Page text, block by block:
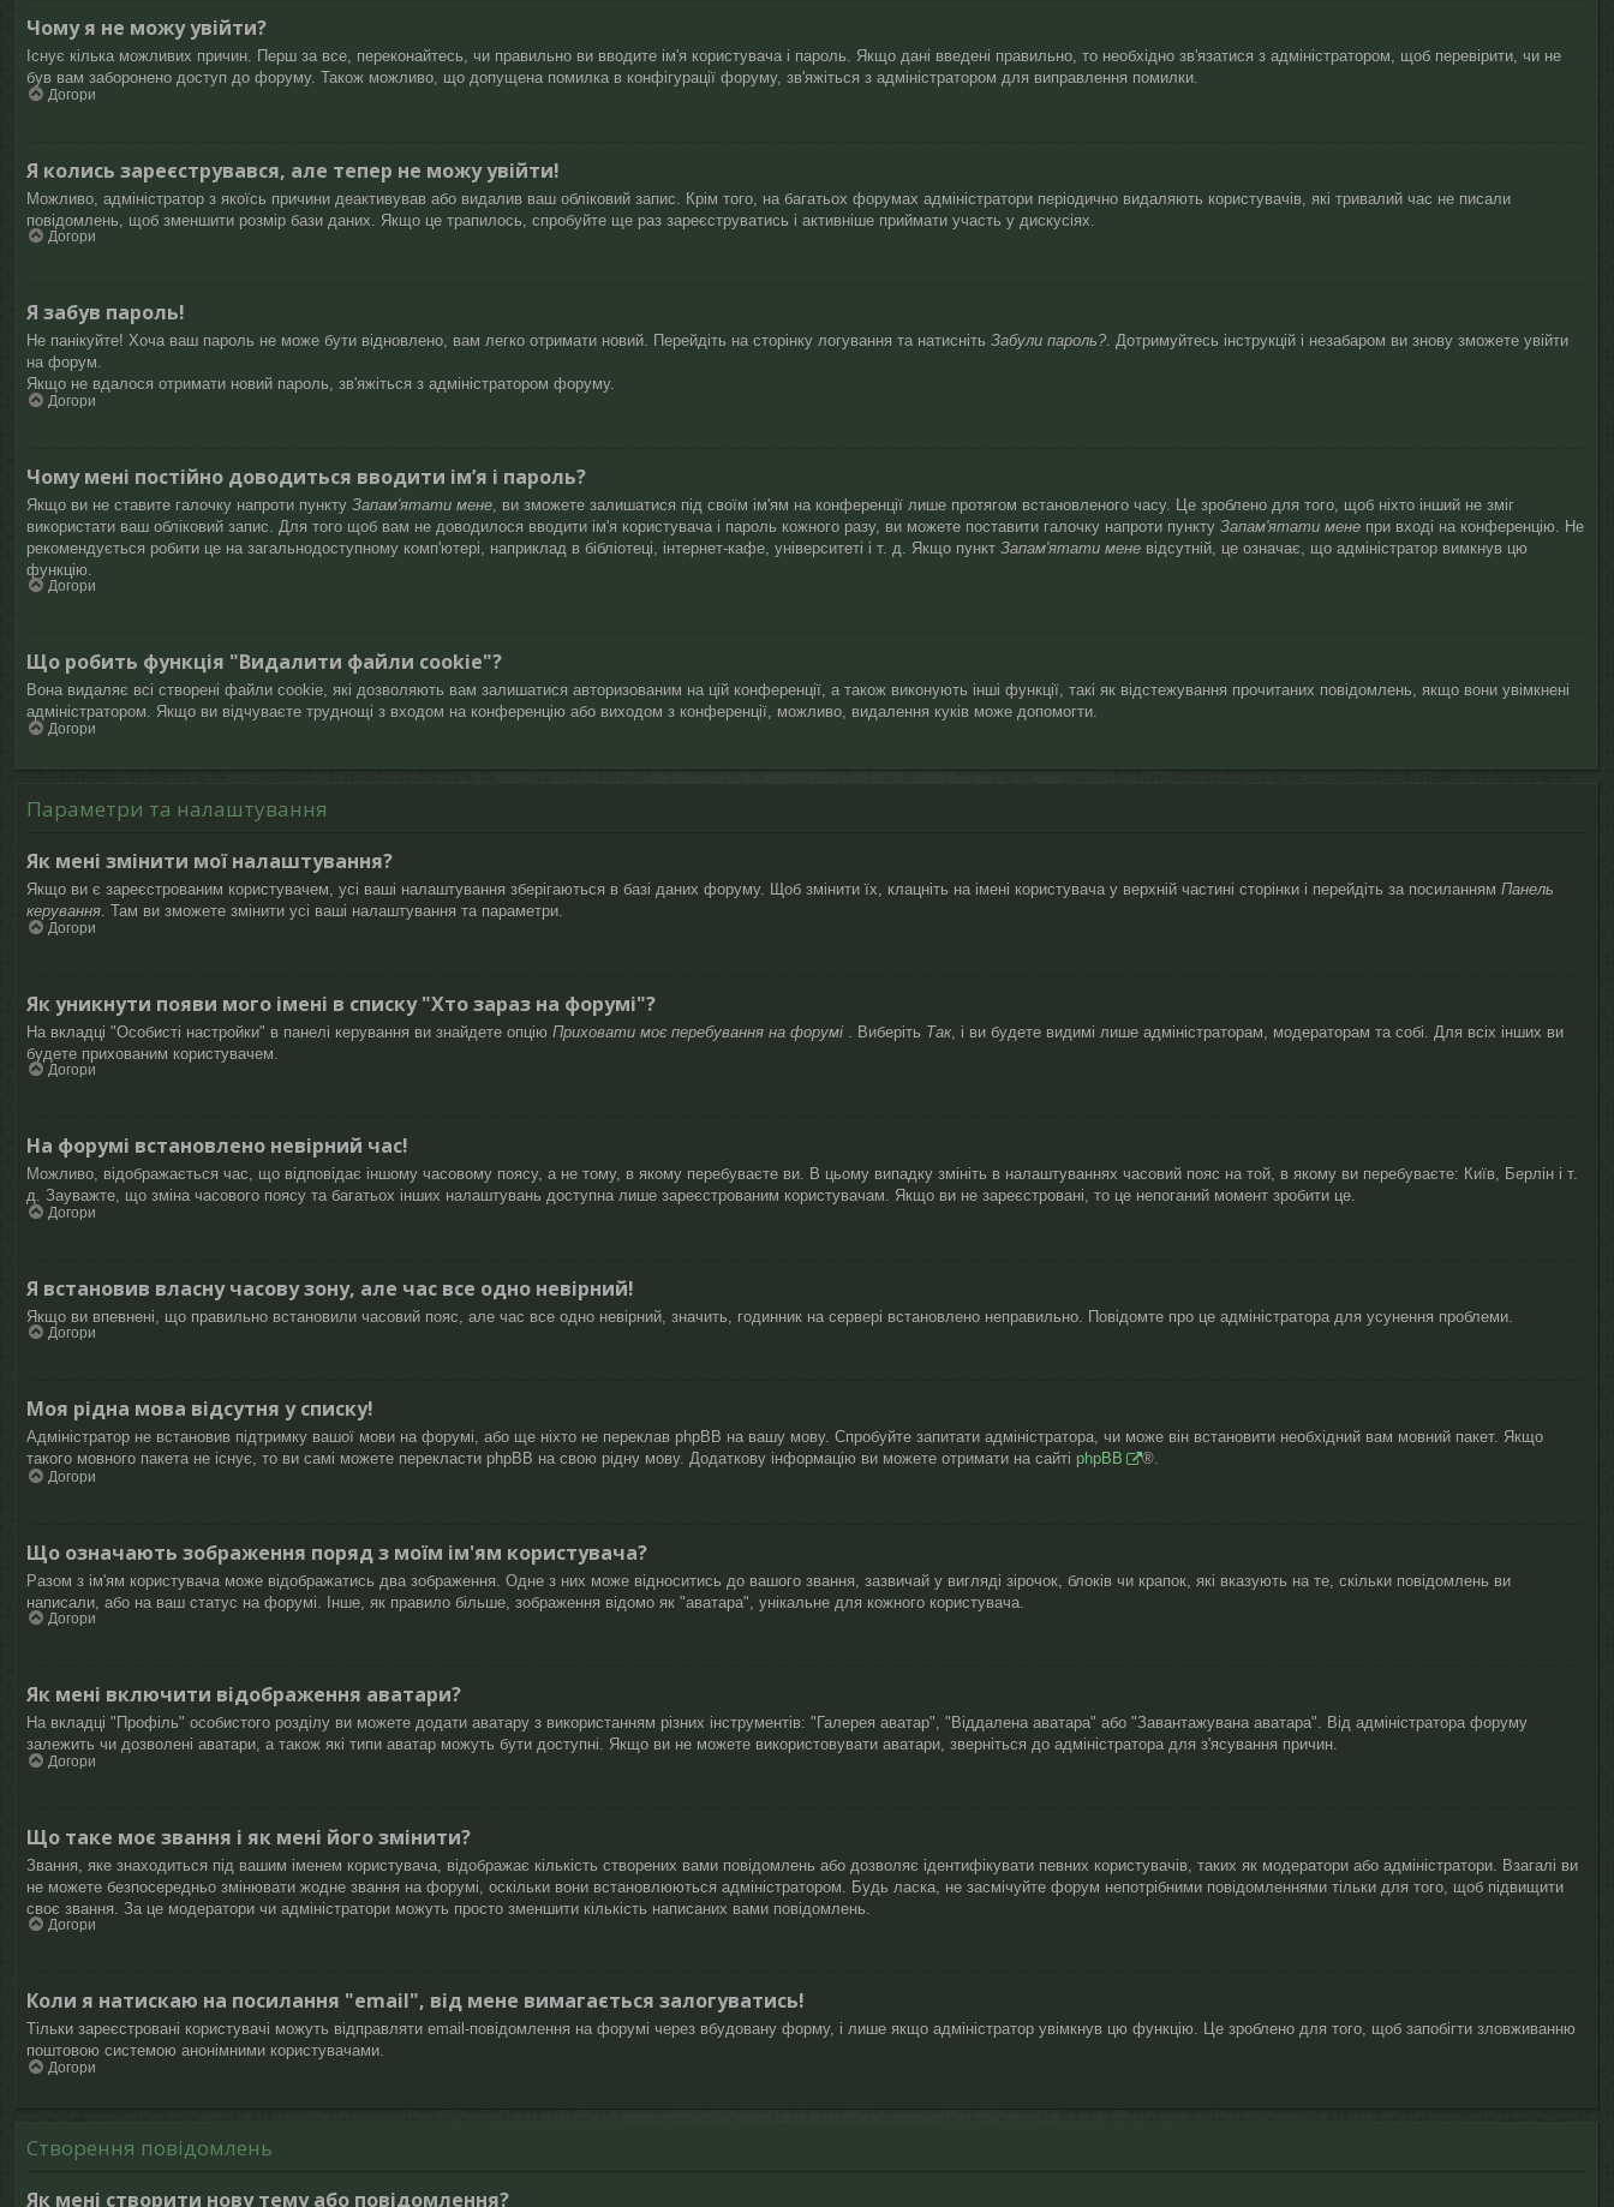
Чому я не можу увійти?
Існує кілька можливих причин. Перш за все, переконайтесь, чи правильно ви вводите ім'я користувача і пароль. Якщо дані введені правильно, то необхідно зв'язатися з адміністратором, щоб перевірити, чи не
був вам заборонено доступ до форуму. Також можливо, що допущена помилка в конфігурації форуму, зв'яжіться з адміністратором для виправлення помилки.
Догори
Я колись зареєструвався, але тепер не можу увійти!
Можливо, адміністратор з якоїсь причини деактивував або видалив ваш обліковий запис. Крім того, на багатьох форумах адміністратори періодично видаляють користувачів, які тривалий час не писали
повідомлень, щоб зменшити розмір бази даних. Якщо це трапилось, спробуйте ще раз зареєструватись і активніше приймати участь у дискусіях.
Догори
Я забув пароль!
Не панікуйте! Хоча ваш пароль не може бути відновлено, вам легко отримати новий. Перейдіть на сторінку логування та натисніть Забули пароль?. Дотримуйтесь інструкцій і незабаром ви знову зможете увійти
на форум.
Якщо не вдалося отримати новий пароль, зв'яжіться з адміністратором форуму.
Догори
Чому мені постійно доводиться вводити ім’я і пароль?
Якщо ви не ставите галочку напроти пункту Запам'ятати мене , ви зможете залишатися під своїм ім'ям на конференції лише протягом встановленого часу. Це зроблено для того, щоб ніхто інший не зміг
використати ваш обліковий запис. Для того щоб вам не доводилося вводити ім'я користувача і пароль кожного разу, ви можете поставити галочку напроти пункту Запам'ятати мене при вході на конференцію. Не
рекомендується робити це на загальнодоступному комп'ютері, наприклад в бібліотеці, інтернет-кафе, університеті і т. д. Якщо пункт Запам'ятати мене відсутній, це означає, що адміністратор вимкнув цю
функцію.
Догори
Що робить функція "Видалити файли cookie"?
Вона видаляє всі створені файли cookie, які дозволяють вам залишатися авторизованим на цій конференції, а також виконують інші функції, такі як відстежування прочитаних повідомлень, якщо вони увімкнені
адміністратором. Якщо ви відчуваєте труднощі з входом на конференцію або виходом з конференції, можливо, видалення куків може допомогти.
Догори
Параметри та налаштування
Як мені змінити мої налаштування?
Якщо ви є зареєстрованим користувачем, усі ваші налаштування зберігаються в базі даних форуму. Щоб змінити їх, клацніть на імені користувача у верхній частині сторінки і перейдіть за посиланням Панель
керування. Там ви зможете змінити усі ваші налаштування та параметри.
Догори
Як уникнути появи мого імені в списку "Хто зараз на форумі"?
На вкладці "Особисті настройки" в панелі керування ви знайдете опцію Приховати моє перебування на форумі . Виберіть Так, і ви будете видимі лише адміністраторам, модераторам та собі. Для всіх інших ви
будете прихованим користувачем.
Догори
На форумі встановлено невірний час!
Можливо, відображається час, що відповідає іншому часовому поясу, а не тому, в якому перебуваєте ви. В цьому випадку змініть в налаштуваннях часовий пояс на той, в якому ви перебуваєте: Київ, Берлін і т.
д. Зауважте, що зміна часового поясу та багатьох інших налаштувань доступна лише зареєстрованим користувачам. Якщо ви не зареєстровані, то це непоганий момент зробити це.
Догори
Я встановив власну часову зону, але час все одно невірний!
Якщо ви впевнені, що правильно встановили часовий пояс, але час все одно невірний, значить, годинник на сервері встановлено неправильно. Повідомте про це адміністратора для усунення проблеми.
Догори
Моя рідна мова відсутня у списку!
Адміністратор не встановив підтримку вашої мови на форумі, або ще ніхто не переклав phpBB на вашу мову. Спробуйте запитати адміністратора, чи може він встановити необхідний вам мовний пакет. Якщо
такого мовного пакета не існує, то ви самі можете перекласти phpBB на свою рідну мову. Додаткову інформацію ви можете отримати на сайті phpBB ®.
Догори
Що означають зображення поряд з моїм ім'ям користувача?
Разом з ім'ям користувача може відображатись два зображення. Одне з них може відноситись до вашого звання, зазвичай у вигляді зірочок, блоків чи крапок, які вказують на те, скільки повідомлень ви
написали, або на ваш статус на форумі. Інше, як правило більше, зображення відомо як "аватара", унікальне для кожного користувача.
Догори
Як мені включити відображення аватари?
На вкладці "Профіль" особистого розділу ви можете додати аватару з використанням різних інструментів: "Галерея аватар", "Віддалена аватара" або "Завантажувана аватара". Від адміністратора форуму
залежить чи дозволені аватари, а також які типи аватар можуть бути доступні. Якщо ви не можете використовувати аватари, зверніться до адміністратора для з'ясування причин.
Догори
Що таке моє звання і як мені його змінити?
Звання, яке знаходиться під вашим іменем користувача, відображає кількість створених вами повідомлень або дозволяє ідентифікувати певних користувачів, таких як модератори або адміністратори. Взагалі ви
не можете безпосередньо змінювати жодне звання на форумі, оскільки вони встановлюються адміністратором. Будь ласка, не засмічуйте форум непотрібними повідомленнями тільки для того, щоб підвищити
своє звання. За це модератори чи адміністратори можуть просто зменшити кількість написаних вами повідомлень.
Догори
Коли я натискаю на посилання "email", від мене вимагається залогуватись!
Тільки зареєстровані користувачі можуть відправляти email-повідомлення на форумі через вбудовану форму, і лише якщо адміністратор увімкнув цю функцію. Це зроблено для того, щоб запобігти зловживанню
поштовою системою анонімними користувачами.
Догори
Створення повідомлень
Як мені створити нову тему або повідомлення?